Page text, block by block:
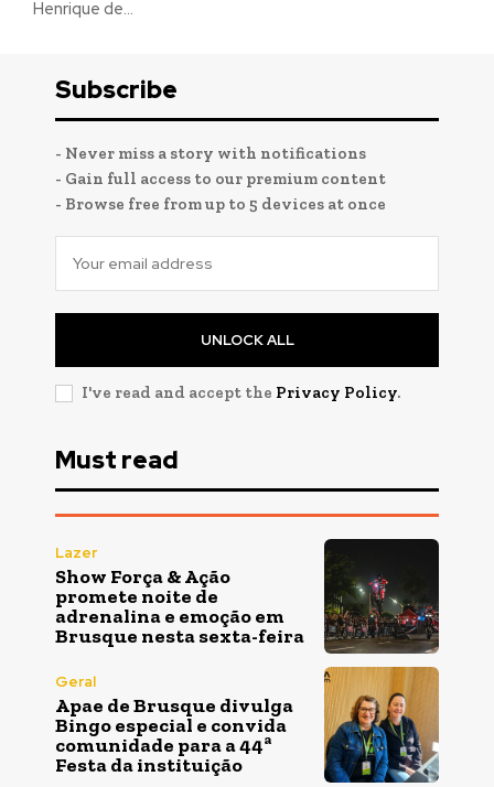
Henrique de...
Subscribe
- Never miss a story with notifications
- Gain full access to our premium content
- Browse free from up to 5 devices at once
UNLOCK ALL
I've read and accept the Privacy Policy.
Must read
Lazer
Show Força & Ação
promete noite de
adrenalina e emoção em
Brusque nesta sexta-feira
Geral
Apae de Brusque divulga
Bingo especial e convida
comunidade para a 44ª
Festa da instituição